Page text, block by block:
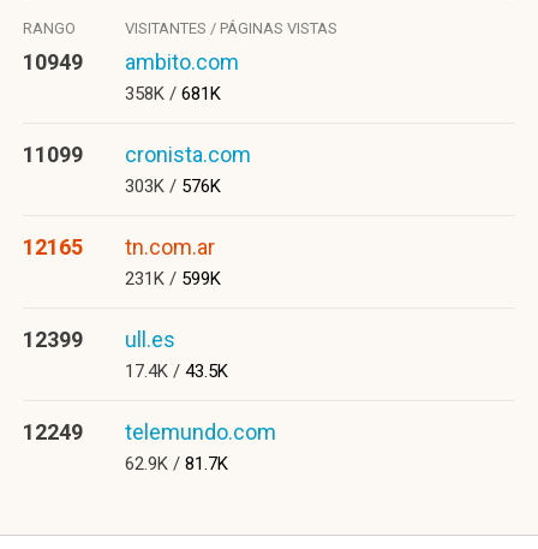
RANGO VISITANTES / PÁGINAS VISTAS
10949 ambito.com
358K / 681K
11099 cronista.com
303K / 576K
12165 tn.com.ar
231K / 599K
12399 ull.es
17.4K / 43.5K
12249 telemundo.com
62.9K / 81.7K